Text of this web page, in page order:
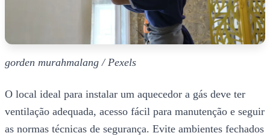
gorden murahmalang / Pexels
O local ideal para instalar um aquecedor a gás deve ter
ventilação adequada, acesso fácil para manutenção e seguir
as normas técnicas de segurança. Evite ambientes fechados